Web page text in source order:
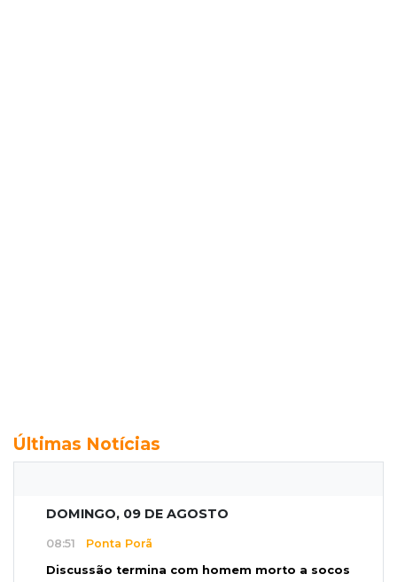
Últimas Notícias
DOMINGO, 09 DE AGOSTO
08:51 Ponta Porã
Discussão termina com homem morto a socos